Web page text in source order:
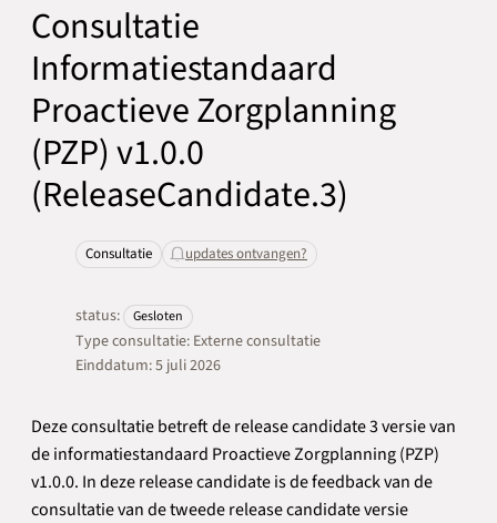
Consultatie
Informatiestandaard
Proactieve Zorgplanning
(PZP) v1.0.0
(ReleaseCandidate.3)
Consultatie updates ontvangen?
status: Gesloten
Type consultatie: Externe consultatie
Einddatum: 5 juli 2026
Deze consultatie betreft de release candidate 3 versie van
de informatiestandaard Proactieve Zorgplanning (PZP)
v1.0.0. In deze release candidate is de feedback van de
consultatie van de tweede release candidate versie